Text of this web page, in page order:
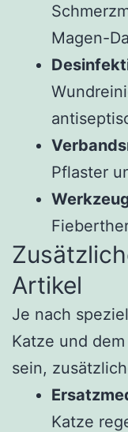
Magen-
Pflaster
Artikel
Je nach
Katze und
sein,
Katze